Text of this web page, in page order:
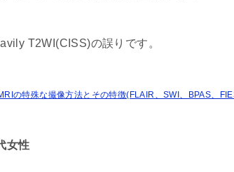
T2WI(CISS)の誤りです。
の特殊な撮像方法とその特徴(FLAIR、SWI、BPAS、
女性